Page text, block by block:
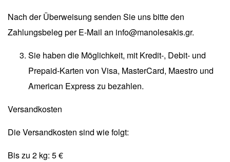
Nach der Überweisung senden Sie uns bitte den
Zahlungsbeleg per E-Mail an info@manolesakis.gr.
Sie haben die Möglichkeit, mit Kredit-, Debit- und
Prepaid-Karten von Visa, MasterCard, Maestro und
American Express zu bezahlen.
Versandkosten
Die Versandkosten sind wie folgt:
Bis zu 2 kg: 5 €